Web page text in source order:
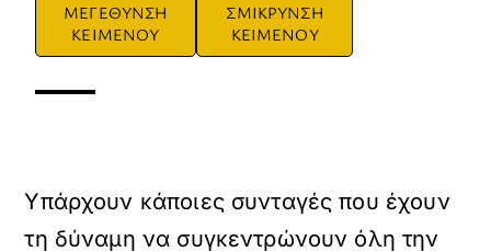
ΜΕΓΕΘΥΝΣΗ
ΚΕΙΜΕΝΟΥ
ΣΜΙΚΡΥΝΣΗ
ΚΕΙΜΕΝΟΥ
Υπάρχουν κάποιες συνταγές που έχουν
τη δύναμη να συγκεντρώνουν όλη την